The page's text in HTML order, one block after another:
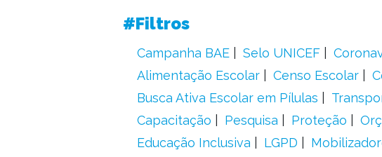
#Filtros
Campanha BAE Selo UNICEF
Alimentação Escolar
Censo Escolar
Busca Ativa Escolar em Pílulas
Capacitação
Pesquisa Proteção
Educação Inclusiva
LGPD